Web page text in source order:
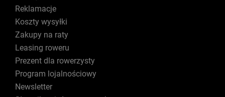
Reklamacje
Koszty wysyłki
Zakupy na raty
Leasing roweru
Prezent dla rowerzysty
Program lojalnościowy
Newsletter